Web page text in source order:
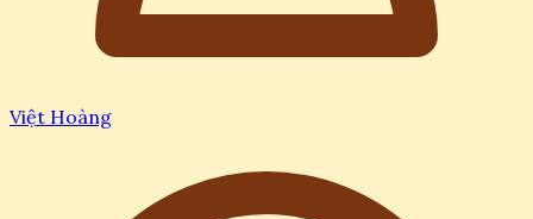
Việt Hoàng